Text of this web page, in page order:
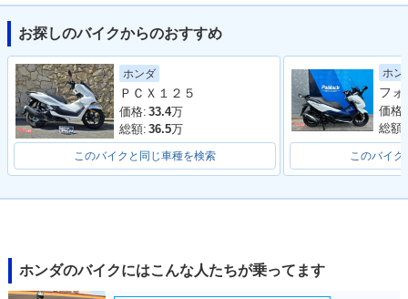
お探しのバイクからのおすすめ
ホンダ
ＰＣＸ１２５
価格: 33.4万
総額: 36.5万
このバイクと同じ車種を検索
ホン
価格:
総額:
このバイク
ホンダのバイクにはこんな人たちが乗ってます